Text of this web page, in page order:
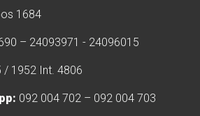
1684
– 24093971 - 24096015
/ 1952 Int. 4806
092 004 702 – 092 004 703